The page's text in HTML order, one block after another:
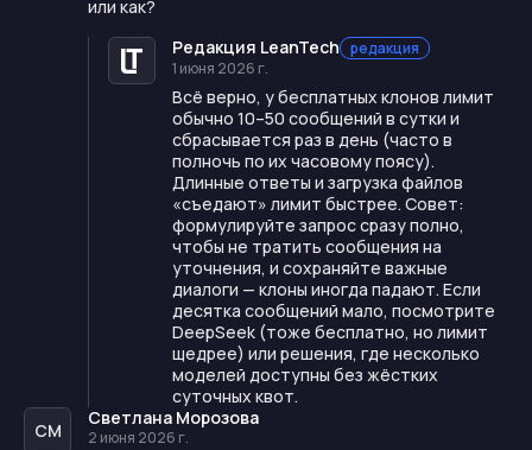
или как?
Редакция LeanTech редакция
1 июня 2026 г.
Всё верно, у бесплатных клонов лимит
обычно 10–50 сообщений в сутки и
сбрасывается раз в день (часто в
полночь по их часовому поясу).
Длинные ответы и загрузка файлов
«съедают» лимит быстрее. Совет:
формулируйте запрос сразу полно,
чтобы не тратить сообщения на
уточнения, и сохраняйте важные
диалоги — клоны иногда падают. Если
десятка сообщений мало, посмотрите
DeepSeek (тоже бесплатно, но лимит
щедрее) или решения, где несколько
моделей доступны без жёстких
суточных квот.
СМ
Светлана Морозова
2 июня 2026 г.